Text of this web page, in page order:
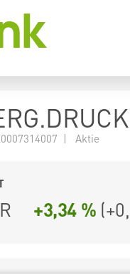
| Aktie
+3,34 % (